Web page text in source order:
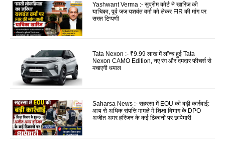
Yashwant Verma :- सुप्रीम कोर्ट ने खारिज की
याचिका, पूर्व जज यशवंत वर्मा को लेकर FIR की मांग पर
सख्त टिप्पणी
Tata Nexon :- ₹9.99 लाख में लॉन्च हुई Tata
Nexon CAMO Edition, नए रंग और दमदार फीचर्स से
मचाएगी धमाल
Saharsa News :- सहरसा में EOU की बड़ी कार्रवाई:
आय से अधिक संपत्ति मामले में शिक्षा विभाग के DPO
अजीत अमर हरिजन के कई ठिकानों पर छापेमारी